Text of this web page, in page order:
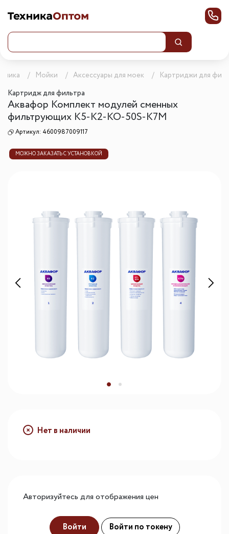
Мойки Аксессуары для моек
Картриджи для
Картридж для фильтра
Аквафор Комплект модулей сменных
фильтрующих К5-К2-КО-50S-К7М
Артикул: 4600987009117
МОЖНО ЗАКАЗАТЬ С УСТАНОВКОЙ
Нет в наличии
Авторизуйтесь для отображения цен
Войти Войти по токену